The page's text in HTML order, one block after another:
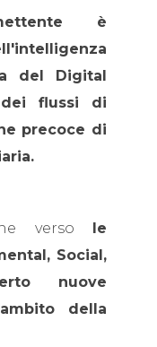
è
del Digital
flussi di
precoce di
verso
le
Social,
nuove
della